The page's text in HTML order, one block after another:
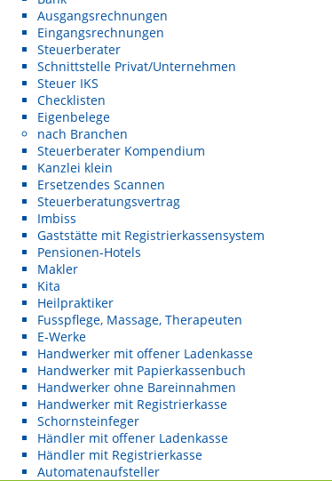
Ausgangsrechnungen
Eingangsrechnungen
Steuerberater
Schnittstelle Privat/Unternehmen
Steuer IKS
Checklisten
Eigenbelege
nach Branchen
Steuerberater Kompendium
Kanzlei klein
Ersetzendes Scannen
Steuerberatungsvertrag
Imbiss
Gaststätte mit Registrierkassensystem
Pensionen-Hotels
Makler
Kita
Heilpraktiker
Fusspflege, Massage, Therapeuten
E-Werke
Handwerker mit offener Ladenkasse
Handwerker mit Papierkassenbuch
Handwerker ohne Bareinnahmen
Handwerker mit Registrierkasse
Schornsteinfeger
Händler mit offener Ladenkasse
Händler mit Registrierkasse
Automatenaufsteller